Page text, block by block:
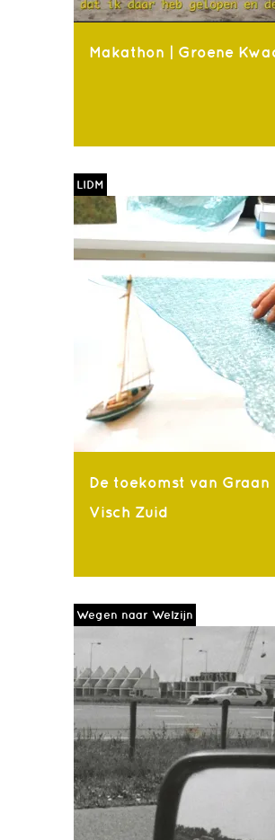
Makathon | Groene
LIDM
De toekomst van Graan
Visch Zuid
Wegen naar Welzijn